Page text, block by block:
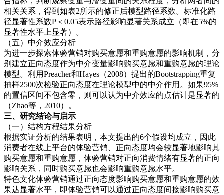
相关关系，得到如表2所示的修正后模型路径系数。标准化路
径显著性系数P＜0.05表示路径影响显著关系成立（即在5%的
显著性水平上显著）。
（五）中介效应分析
为进一步探索体验营销对购买意愿和重购意愿的影响机制，分
别建立正向态度作为中介变量影响购买意愿和重购意愿的理论
模型。利用Preacher和Hayes（2008）提出的Bootstrapping重复
抽样2500次检验正向态度在理论模型中的中介作用。如果95%
的置信区间不包含零，则可以认为中介效应的点估计是显著的
（Zhao等，2010）。
三、研究结论与启示
（一）结构方程结果分析
根据实证分析的结果表明，本文提出的6个假设均成立，因此
消费者在线上平台的体验营销、正向态度均会较显著地影响其
购买意愿和重购意愿，体验营销对正向消费情绪有显著的正向
影响关系，同时购买意愿也会影响重购意愿水平。
特色文化体验营销通过正向态度影响购买意愿和重购意愿的效
果达显著水平，即体验营销可以通过正向态度间接影响购买意